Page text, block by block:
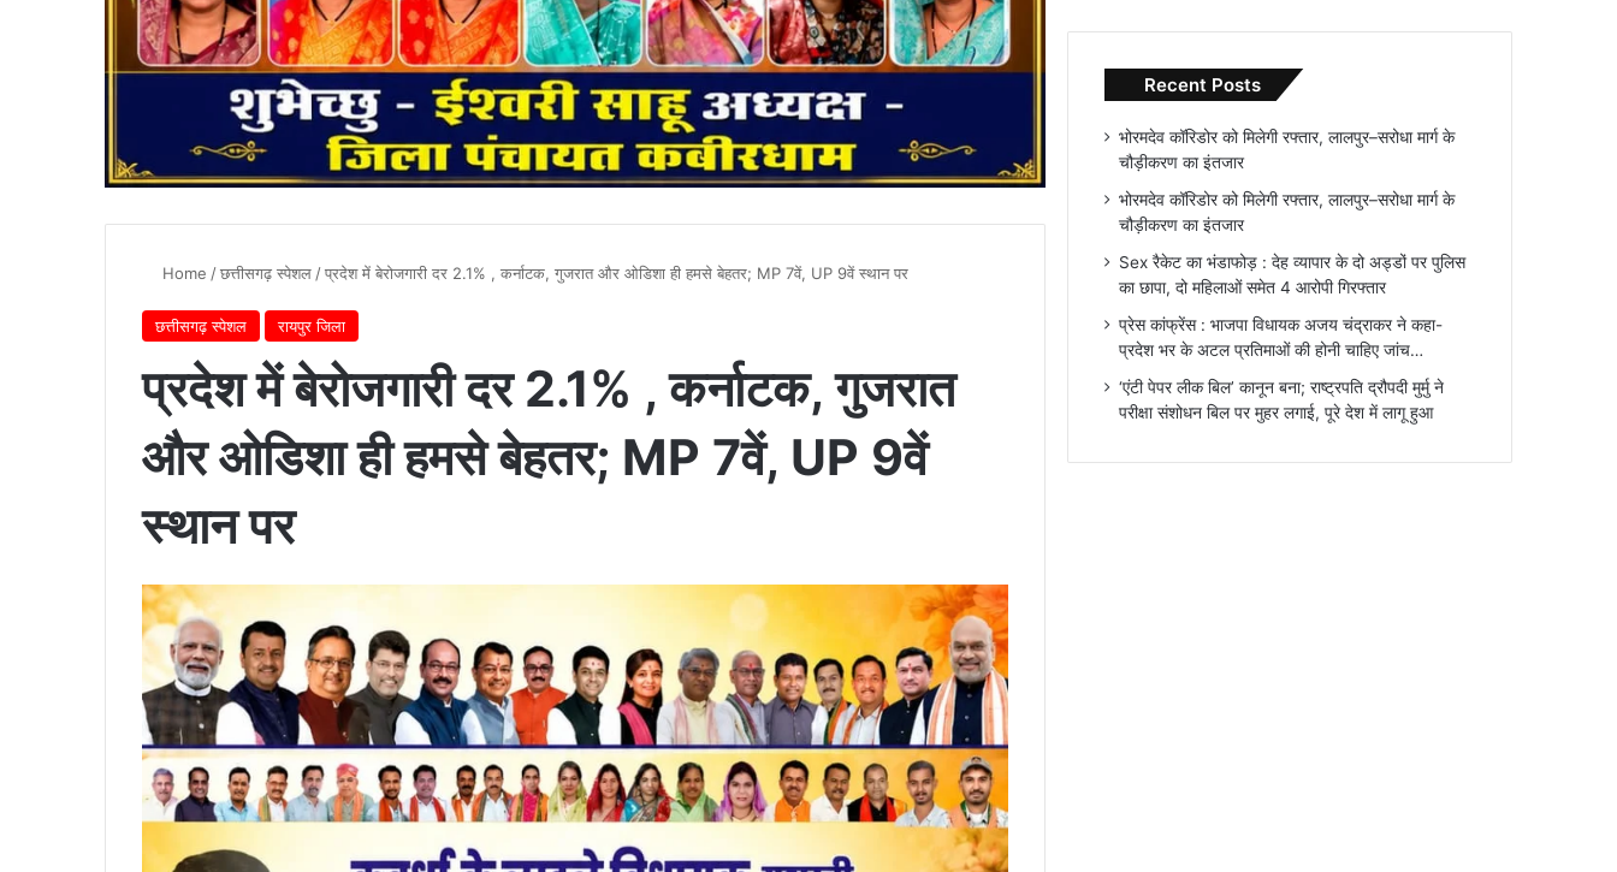
Home /छत्तीसगढ़ स्पेशल/प्रदेश में बेरोजगारी दर 2.1% , कर्नाटक, गुजरात और ओडिशा ही हमसे बेहतर; MP 7वें, UP 9वें स्थान पर
छत्तीसगढ़ स्पेशल रायपुर जिला
प्रदेश में बेरोजगारी दर 2.1% , कर्नाटक, गुजरात
और ओडिशा ही हमसे बेहतर; MP 7वें, UP 9वें
स्थान पर
Recent Posts
भोरमदेव कॉरिडोर को मिलेगी रफ्तार, लालपुर–सरोधा मार्ग के
चौड़ीकरण का इंतजार
भोरमदेव कॉरिडोर को मिलेगी रफ्तार, लालपुर–सरोधा मार्ग के
चौड़ीकरण का इंतजार
Sex रैकेट का भंडाफोड़ : देह व्यापार के दो अड्डों पर पुलिस
का छापा, दो महिलाओं समेत 4 आरोपी गिरफ्तार
प्रेस कांफ्रेंस : भाजपा विधायक अजय चंद्राकर ने कहा-
प्रदेश भर के अटल प्रतिमाओं की होनी चाहिए जांच…
‘एंटी पेपर लीक बिल’ कानून बना; राष्ट्रपति द्रौपदी मुर्मु ने
परीक्षा संशोधन बिल पर मुहर लगाई, पूरे देश में लागू हुआ